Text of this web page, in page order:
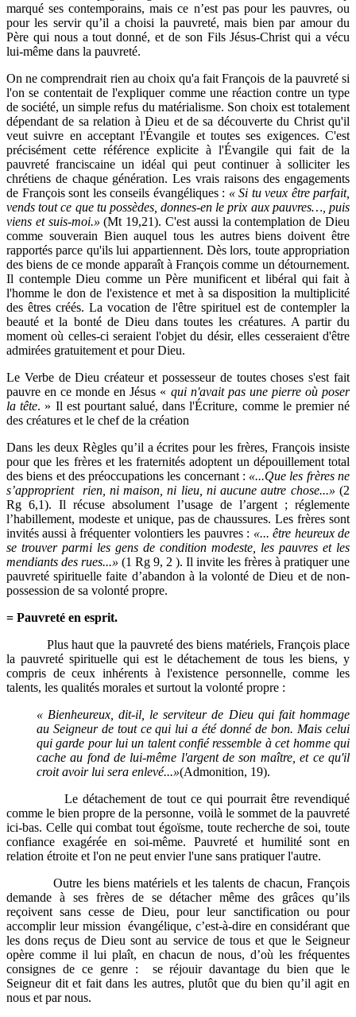
marqué ses contemporains, mais ce n’est pas pour les pauvres, ou
pour les servir qu’il a choisi la pauvreté, mais bien par amour du
Père qui nous a tout donné, et de son Fils Jésus-Christ qui a vécu
lui-même dans la pauvreté.
On ne comprendrait rien au choix qu'a fait François de la pauvreté si
l'on se contentait de l'expliquer comme une réaction contre un type
de société, un simple refus du matérialisme. Son choix est totalement
dépendant de sa relation à Dieu et de sa découverte du Christ qu'il
veut suivre en acceptant l'Évangile et toutes ses exigences. C'est
précisément cette référence explicite à l'Évangile qui fait de la
pauvreté franciscaine un idéal qui peut continuer à solliciter les
chrétiens de chaque génération. Les vrais raisons des engagements
de François sont les conseils évangéliques : « Si tu veux être parfait,
vends tout ce que tu possèdes, donnes-en le prix aux pauvres…, puis
viens et suis-moi.»(Mt 19,21). C'est aussi la contemplation de Dieu
comme souverain Bien auquel tous les autres biens doivent être
rapportés parce qu'ils lui appartiennent. Dès lors, toute appropriation
des biens de ce monde apparaît à François comme un détournement.
Il contemple Dieu comme un Père munificent et libéral qui fait à
l'homme le don de l'existence et met à sa disposition la multiplicité
des êtres créés. La vocation de l'être spirituel est de contempler la
beauté et la bonté de Dieu dans toutes les créatures. A partir du
moment où celles-ci seraient l'objet du désir, elles cesseraient d'être
admirées gratuitement et pour Dieu.
Le Verbe de Dieu créateur et possesseur de toutes choses s'est fait
pauvre en ce monde en Jésus « qui n'avait pas une pierre où poser
la tête. » Il est pourtant salué, dans l'Écriture, comme le premier né
des créatures et le chef de la création
Dans les deux Règles qu’il a écrites pour les frères, François insiste
pour que les frères et les fraternités adoptent un dépouillement total
des biens et des préoccupations les concernant : «...Que les frères ne
s’approprient rien, ni maison, ni lieu, ni aucune autre chose...» (2
Rg 6,1). Il récuse absolument l’usage de l’argent ; réglemente
l’habillement, modeste et unique, pas de chaussures. Les frères sont
invités aussi à fréquenter volontiers les pauvres : «... être heureux de
se trouver parmi les gens de condition modeste, les pauvres et les
mendiants des rues...» (1 Rg 9, 2 ). Il invite les frères à pratiquer une
pauvreté spirituelle faite d’abandon à la volonté de Dieu et de non-
possession de sa volonté propre.
= Pauvreté en esprit.
Plus haut que la pauvreté des biens matériels, François place
la pauvreté spirituelle qui est le détachement de tous les biens, y
compris de ceux inhérents à l'existence personnelle, comme les
talents, les qualités morales et surtout la volonté propre :
« Bienheureux, dit-il, le serviteur de Dieu qui fait hommage
au Seigneur de tout ce qui lui a été donné de bon. Mais celui
qui garde pour lui un talent confié ressemble à cet homme qui
cache au fond de lui-même l'argent de son maître, et ce qu'il
croit avoir lui sera enlevé...»(Admonition, 19).
Le détachement de tout ce qui pourrait être revendiqué
comme le bien propre de la personne, voilà le sommet de la pauvreté
ici-bas. Celle qui combat tout égoïsme, toute recherche de soi, toute
confiance exagérée en soi-même. Pauvreté et humilité sont en
relation étroite et l'on ne peut envier l'une sans pratiquer l'autre.
Outre les biens matériels et les talents de chacun, François
demande à ses frères de se détacher même des grâces qu’ils
reçoivent sans cesse de Dieu, pour leur sanctification ou pour
accomplir leur mission évangélique, c’est-à-dire en considérant que
les dons reçus de Dieu sont au service de tous et que le Seigneur
opère comme il lui plaît, en chacun de nous, d’où les fréquentes
consignes de ce genre : se réjouir davantage du bien que le
Seigneur dit et fait dans les autres, plutôt que du bien qu’il agit en
nous et par nous.